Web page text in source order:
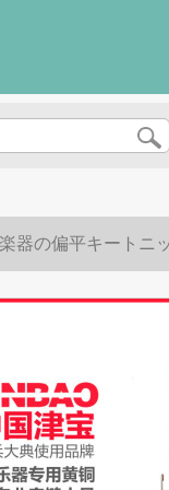
器の偏平キートニ